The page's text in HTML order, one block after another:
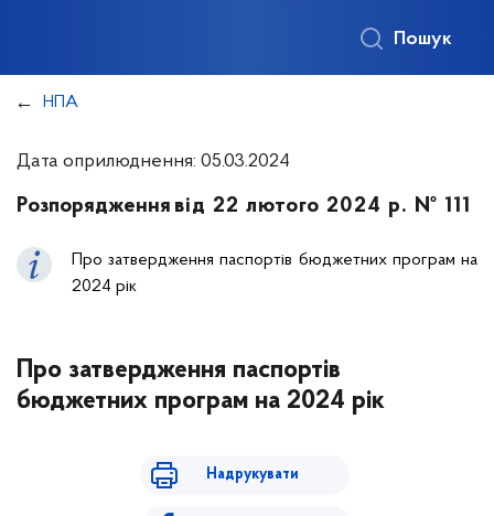
Пошук
НПА
Дата оприлюднення: 05.03.2024
Розпорядження від 22 лютого 2024 р. № 111
Про затвердження паспортів бюджетних програм на
2024 рік
Про затвердження паспортів
бюджетних програм на 2024 рік
Надрукувати